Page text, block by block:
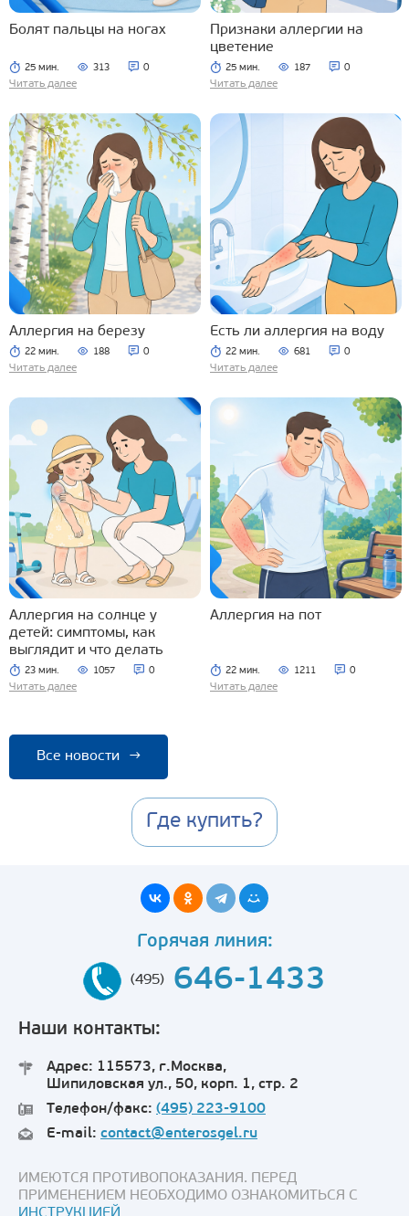
Болят пальцы на ногах
25 мин. 313 0
Читать далее
Признаки аллергии на
цветение
25 мин. 187 0
Читать далее
Аллергия на березу
22 мин. 188 0
Читать далее
Есть ли аллергия на воду
22 мин. 681 0
Читать далее
Аллергия на солнце у
детей: симптомы, как
выглядит и что делать
23 мин. 1057 0
Читать далее
Аллергия на пот
22 мин. 1211 0
Читать далее
Все новости →
Где купить?
Горячая линия:
(495) 646-1433
Наши контакты:
Адрес: 115573, г.Москва,
Шипиловская ул., 50, корп. 1, стр. 2
Телефон/факс: (495) 223-9100
E-mail: contact@enterosgel.ru
ИМЕЮТСЯ ПРОТИВОПОКАЗАНИЯ. ПЕРЕД
ПРИМЕНЕНИЕМ НЕОБХОДИМО ОЗНАКОМИТЬСЯ С
ИНСТРУКЦИЕЙ